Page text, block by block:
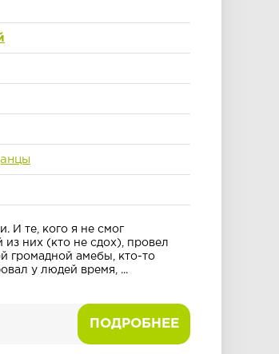
И те, кого я не смог
из них (кто не сдох), провел
громадной амебы, кто-то
у людей время, ...
ПОДРОБНЕЕ